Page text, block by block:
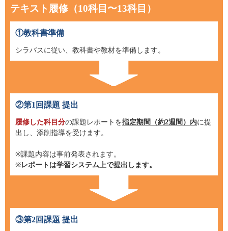
テキスト履修（10科目〜13科目）
①教科書準備
シラバスに従い、教科書や教材を準備します。
②第1回課題 提出
履修した科目分の課題レポートを指定期間（約2週間）内に提
出し、添削指導を受けます。
※課題内容は事前発表されます。
※レポートは学習システム上で提出します。
③第2回課題 提出